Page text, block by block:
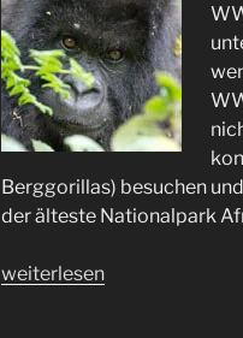
Berggorillas) besuchen
der älteste Nationalpark
„Petition
weiterlesen